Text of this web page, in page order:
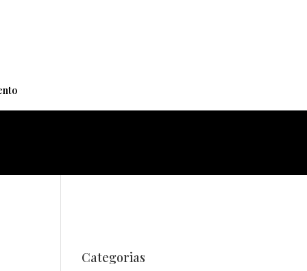
Categorias